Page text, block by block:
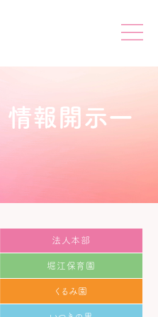
情報開示一
法人本部
堀江保育園
くるみ園